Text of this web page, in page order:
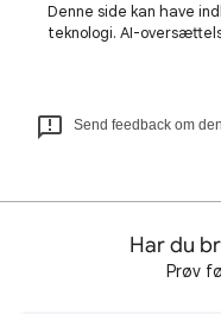
Denne side kan have
teknologi. AI-
Send feedback om
Har du
Prøv